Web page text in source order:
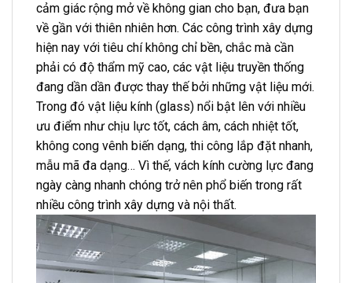
cảm giác rộng mở về không gian cho bạn, đưa bạn
về gần với thiên nhiên hơn. Các công trình xây dựng
hiện nay với tiêu chí không chỉ bền, chắc mà cần
phải có độ thẩm mỹ cao, các vật liệu truyền thống
đang dần dần được thay thế bởi những vật liệu mới.
Trong đó vật liệu kính (glass) nổi bật lên với nhiều
ưu điểm như chịu lực tốt, cách âm, cách nhiệt tốt,
không cong vênh biến dạng, thi công lắp đặt nhanh,
mẫu mã đa dạng… Vì thế, vách kính cường lực đang
ngày càng nhanh chóng trở nên phổ biến trong rất
nhiều công trình xây dựng và nội thất.